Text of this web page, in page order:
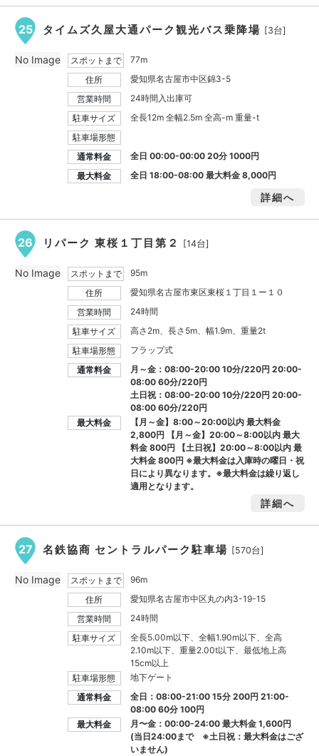
25 タイムズ久屋大通パーク観光バス乗降場 [3台]
スポットまで
77m
住所
愛知県名古屋市中区錦3-5
営業時間
24時間入出庫可
駐車サイズ
全長12m 全幅2.5m 全高-m 重量-t
駐車場形態
通常料金
全日 00:00-00:00 20分 1000円
最大料金
全日 18:00-08:00 最大料金8,000円
詳細へ
No Image
26 リパーク 東桜１丁目第２ [14台]
スポットまで
95m
住所
愛知県名古屋市東区東桜１丁目１ー１０
営業時間
24時間
駐車サイズ
高さ2m、長さ5m、幅1.9m、重量2t
駐車場形態
フラップ式
通常料金
月～金：08:00-20:00 10分/220円 20:00-
08:00 60分/220円
土日祝：08:00-20:00 10分/220円 20:00-
08:00 60分/220円
最大料金
【月～金】8:00～20:00以内 最大料金
2,800円
【月～金】20:00～8:00以内 最大
料金800円
【土日祝】20:00～8:00以内 最
大料金800円 ※最大料金は入庫時の曜日・祝
日により異なります。※最大料金は繰り返し
適用となります。
詳細へ
No Image
27 名鉄協商 セントラルパーク駐車場 [570台]
スポットまで
96m
住所
愛知県名古屋市中区丸の内3-19-15
営業時間
24時間
駐車サイズ
全長5.00m以下、全幅1.90m以下、全高
2.10m以下、重量2.00t以下、最低地上高
15cm以上
駐車場形態
地下ゲート
通常料金
全日：08:00-21:00 15分 200円 21:00-
08:00 60分 100円
最大料金
月〜金：00:00-24:00 最大料金1,600円
(当日24:00まで ※土日祝：最大料金はござ
いません)
No Image